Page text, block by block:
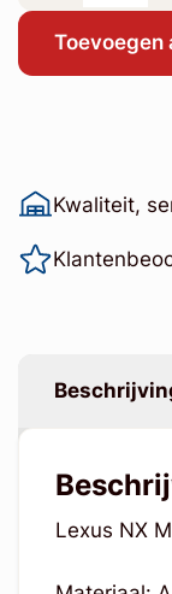
Toevoegen
Kwaliteit,
Lexus NX